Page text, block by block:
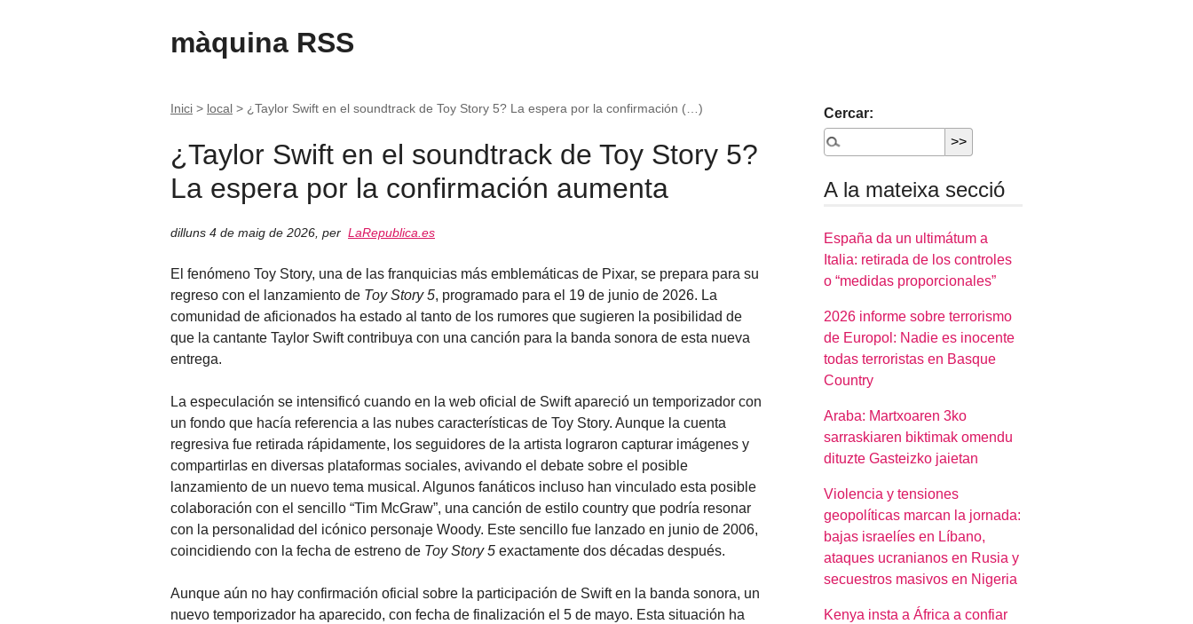
màquina RSS
Inici > local > ¿Taylor Swift en el soundtrack de Toy Story 5? La espera por la confirmación (…)
¿Taylor Swift en el soundtrack de Toy Story 5?
La espera por la confirmación aumenta
dilluns 4 de maig de 2026 per LaRepublica.es
El fenómeno Toy Story, una de las franquicias más emblemáticas de Pixar, se prepara para su
regreso con el lanzamiento de Toy Story 5, programado para el 19 de junio de 2026. La
comunidad de aficionados ha estado al tanto de los rumores que sugieren la posibilidad de
que la cantante Taylor Swift contribuya con una canción para la banda sonora de esta nueva
entrega.
La especulación se intensificó cuando en la web oficial de Swift apareció un temporizador con
un fondo que hacía referencia a las nubes características de Toy Story. Aunque la cuenta
regresiva fue retirada rápidamente, los seguidores de la artista lograron capturar imágenes y
compartirlas en diversas plataformas sociales, avivando el debate sobre el posible
lanzamiento de un nuevo tema musical. Algunos fanáticos incluso han vinculado esta posible
colaboración con el sencillo “Tim McGraw”, una canción de estilo country que podría resonar
con la personalidad del icónico personaje Woody. Este sencillo fue lanzado en junio de 2006,
coincidiendo con la fecha de estreno de Toy Story 5 exactamente dos décadas después.
Aunque aún no hay confirmación oficial sobre la participación de Swift en la banda sonora, un
nuevo temporizador ha aparecido, con fecha de finalización el 5 de mayo. Esta situación ha
Cercar:
A la mateixa secció
España da un ultimátum a
Italia: retirada de los controles
o “medidas proporcionales”
2026 informe sobre terrorismo
de Europol: Nadie es inocente
todas terroristas en Basque
Country
Araba: Martxoaren 3ko
sarraskiaren biktimak omendu
dituzte Gasteizko jaietan
Violencia y tensiones
geopolíticas marcan la jornada:
bajas israelíes en Líbano,
ataques ucranianos en Rusia y
secuestros masivos en Nigeria
Kenya insta a África a confiar